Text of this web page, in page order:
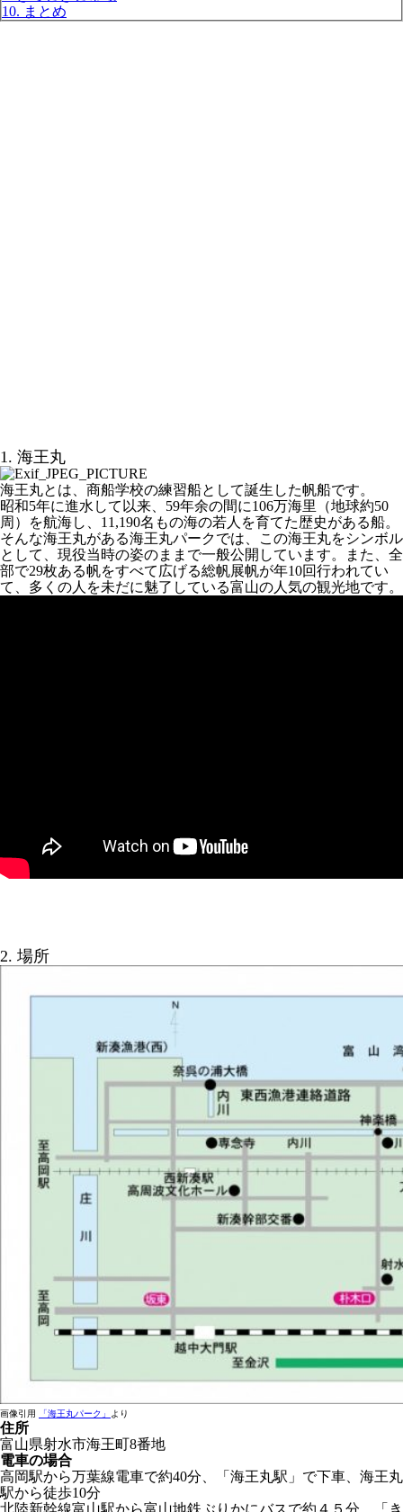
10. まとめ
1. 海王丸
海王丸とは、商船学校の練習船として誕生した帆船です。
昭和5年に進水して以来、59年余の間に106万海里（地球約50
周）を航海し、11,190名もの海の若人を育てた歴史がある船。
そんな海王丸がある海王丸パークでは、この海王丸をシンボル
として、現役当時の姿のままで一般公開しています。また、全
部で29枚ある帆をすべて広げる総帆展帆が年10回行われてい
て、多くの人を未だに魅了している富山の人気の観光地です。
2. 場所
画像引用 「海王丸パーク」 より
住所
富山県射水市海王町8番地
電車の場合
高岡駅から万葉線電車で約40分、「海王丸駅」で下車、海王丸
駅から徒歩10分
北陸新幹線富山駅から富山地鉄ぶりかにバスで約４５分、「き